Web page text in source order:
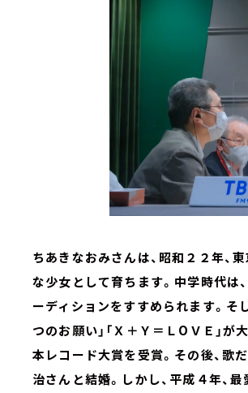
ちあきなおみさんは、昭和２２年、
な少女として育ちます。中学時代は
ーディションをすすめられます。そ
つのお願い」「Ｘ＋Ｙ＝ＬОＶＥ」が
本レコード大賞を受賞。その後、歌
治さんと結婚。しかし、平成４年、